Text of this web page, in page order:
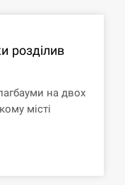
розділив
на двох
місті